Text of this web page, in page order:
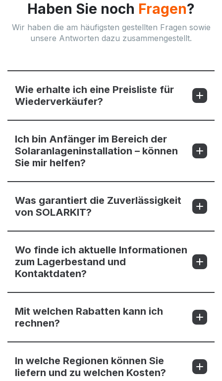
Haben Sie noch Fragen?
Wir haben die am häufigsten gestellten Fragen sowie
unsere Antworten dazu zusammengestellt.
Wie erhalte ich eine Preisliste für
Wiederverkäufer?
Ich bin Anfänger im Bereich der
Solaranlageninstallation – können
Sie mir helfen?
Was garantiert die Zuverlässigkeit
von SOLARKIT?
Wo finde ich aktuelle Informationen
zum Lagerbestand und
Kontaktdaten?
Mit welchen Rabatten kann ich
rechnen?
In welche Regionen können Sie
liefern und zu welchen Kosten?